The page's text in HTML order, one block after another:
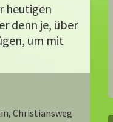
heutigen
denn je, über
um mit
Christiansweg